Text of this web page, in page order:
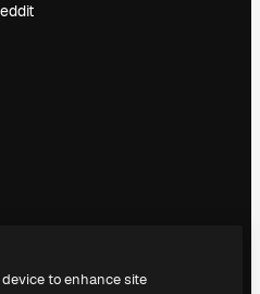
to enhance site